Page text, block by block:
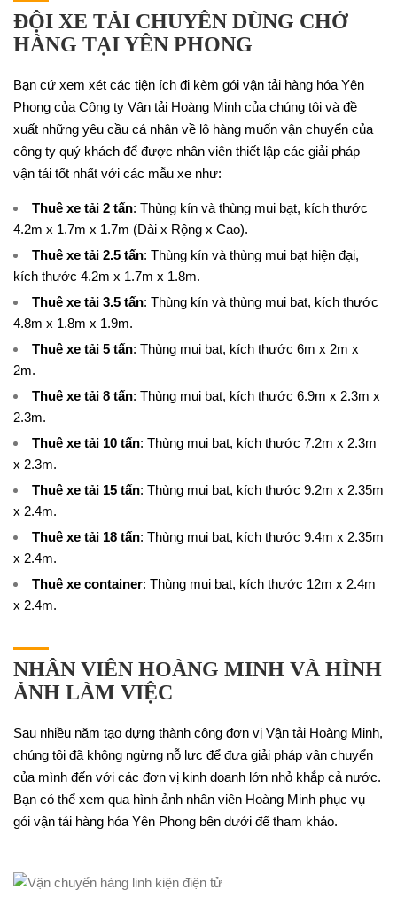
ĐỘI XE TẢI CHUYÊN DÙNG CHỞ
HÀNG TẠI YÊN PHONG
Bạn cứ xem xét các tiện ích đi kèm gói vận tải hàng hóa Yên
Phong của Công ty Vận tải Hoàng Minh của chúng tôi và đề
xuất những yêu cầu cá nhân về lô hàng muốn vận chuyển của
công ty quý khách để được nhân viên thiết lập các giải pháp
vận tải tốt nhất với các mẫu xe như:
Thuê xe tải 2 tấn: Thùng kín và thùng mui bạt, kích thước
4.2m x 1.7m x 1.7m (Dài x Rộng x Cao).
Thuê xe tải 2.5 tấn: Thùng kín và thùng mui bạt hiện đại,
kích thước 4.2m x 1.7m x 1.8m.
Thuê xe tải 3.5 tấn: Thùng kín và thùng mui bạt, kích thước
4.8m x 1.8m x 1.9m.
Thuê xe tải 5 tấn: Thùng mui bạt, kích thước 6m x 2m x
2m.
Thuê xe tải 8 tấn: Thùng mui bạt, kích thước 6.9m x 2.3m x
2.3m.
Thuê xe tải 10 tấn: Thùng mui bạt, kích thước 7.2m x 2.3m
x 2.3m.
Thuê xe tải 15 tấn: Thùng mui bạt, kích thước 9.2m x 2.35m
x 2.4m.
Thuê xe tải 18 tấn: Thùng mui bạt, kích thước 9.4m x 2.35m
x 2.4m.
Thuê xe container: Thùng mui bạt, kích thước 12m x 2.4m
x 2.4m.
NHÂN VIÊN HOÀNG MINH VÀ HÌNH
ẢNH LÀM VIỆC
Sau nhiều năm tạo dựng thành công đơn vị Vận tải Hoàng Minh,
chúng tôi đã không ngừng nỗ lực để đưa giải pháp vận chuyển
của mình đến với các đơn vị kinh doanh lớn nhỏ khắp cả nước.
Bạn có thể xem qua hình ảnh nhân viên Hoàng Minh phục vụ
gói vận tải hàng hóa Yên Phong bên dưới để tham khảo.